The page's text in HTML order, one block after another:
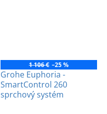
1 106 € –25 %
Grohe Euphoria -
SmartControl 260
sprchový systém